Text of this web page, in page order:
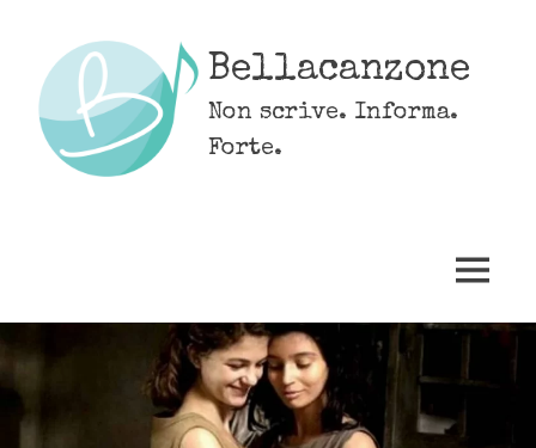
content
Bellacanzone
Non scrive. Informa.
Forte.
MENU